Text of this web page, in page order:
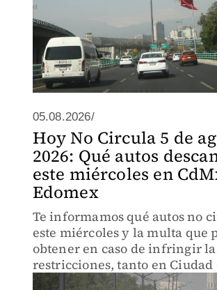
05.08.2026/
Hoy No Circula 5 de
2026: Qué autos
este miércoles en
Edomex
Te informamos qué autos no
este miércoles y la multa que
obtener en caso de infringir
restricciones, tanto en Ciudad
como el Estado de México.